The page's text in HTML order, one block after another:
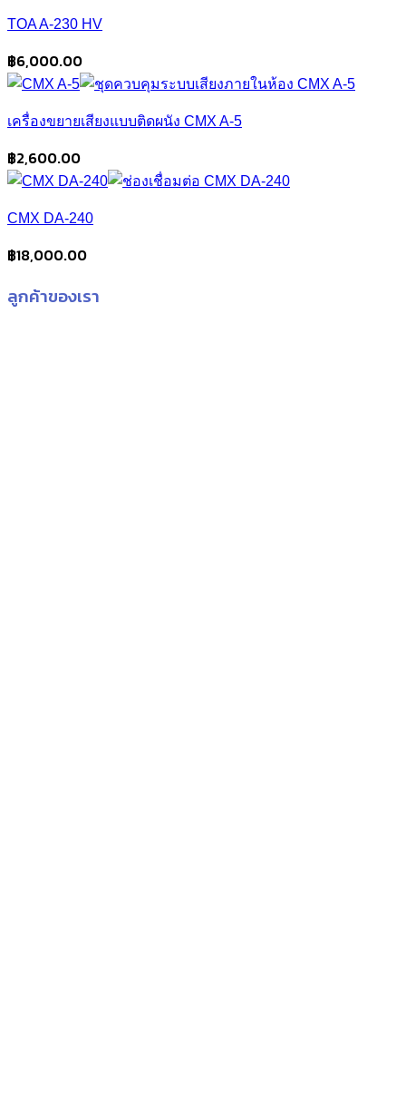
TOA A-230 HV
฿6,000.00
เครื่องขยายเสียงแบบติดผนัง CMX A-5
฿2,600.00
CMX DA-240
฿18,000.00
ลูกค้าของเรา